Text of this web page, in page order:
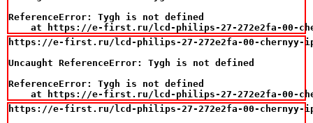
ReferenceError: Tygh is not defined
at https://e-first.ru/lcd-philips-27-272e2fa-00-
https://e-first.ru/lcd-philips-27-272e2fa-00-chernyy-ips-
Uncaught ReferenceError: Tygh is not defined
ReferenceError: Tygh is not defined
at https://e-first.ru/lcd-philips-27-272e2fa-00-
https://e-first.ru/lcd-philips-27-272e2fa-00-chernyy-ips-